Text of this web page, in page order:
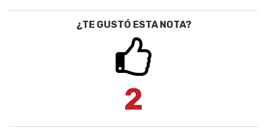
¿TE GUSTÓ ESTA NOTA?
2